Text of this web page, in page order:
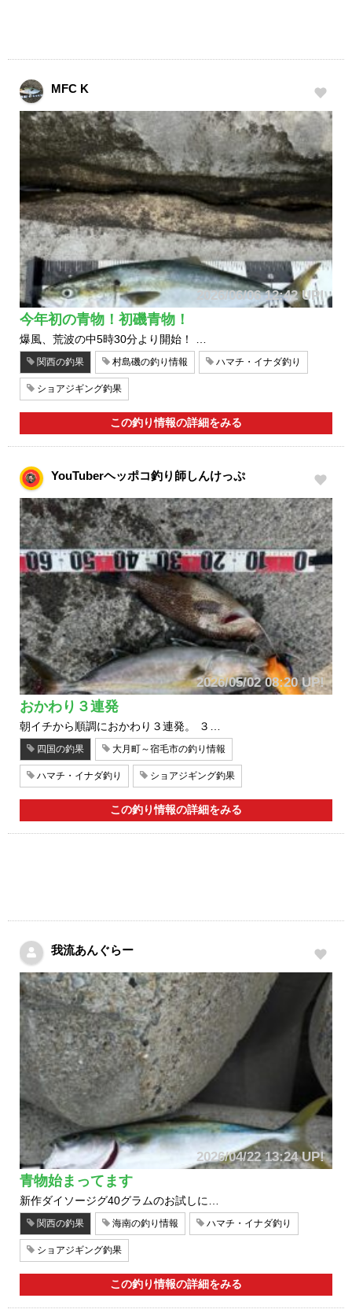
MFC K
2026/06/06 12:42 UP!
今年初の青物！初磯青物！
爆風、荒波の中5時30分より開始！ …
関西の釣果 村島磯の釣り情報 ハマチ・イナダ釣り
ショアジギング釣果
この釣り情報の詳細をみる
YouTuberヘッポコ釣り師しんけっぷ
2026/05/02 08:20 UP!
おかわり３連発
朝イチから順調におかわり３連発。 ３…
四国の釣果 大月町～宿毛市の釣り情報
ハマチ・イナダ釣り ショアジギング釣果
この釣り情報の詳細をみる
我流あんぐらー
2026/04/22 13:24 UP!
青物始まってます
新作ダイソージグ40グラムのお試しに…
関西の釣果 海南の釣り情報 ハマチ・イナダ釣り
ショアジギング釣果
この釣り情報の詳細をみる